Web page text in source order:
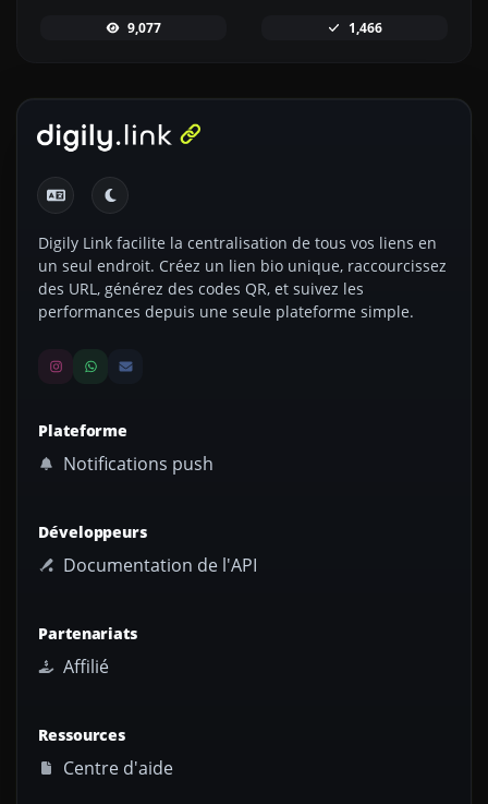
9,077 1,466
Digily Link facilite la centralisation de tous vos liens en
un seul endroit. Créez un lien bio unique, raccourcissez
des URL, générez des codes QR, et suivez les
performances depuis une seule plateforme simple.
Plateforme
Notifications push
Développeurs
Documentation de l'API
Partenariats
Affilié
Ressources
Centre d'aide